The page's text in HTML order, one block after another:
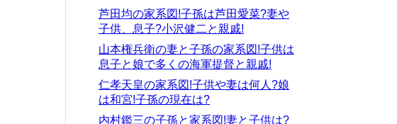
芦田均の家系図!子孫は芦田愛菜?妻や
子供、息子?小沢健二と親戚!
山本権兵衛の妻と子孫の家系図!子供は
息子と娘で多くの海軍提督と親戚!
仁孝天皇の家系図!子供や妻は何人?娘
は和宮!子孫の現在は?
内村鑑三の子孫と家系図!妻と子供は?